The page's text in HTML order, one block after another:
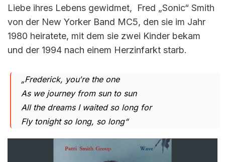
Liebe ihres Lebens gewidmet, Fred „Sonic“ Smith
von der New Yorker Band MC5, den sie im Jahr
1980 heiratete, mit dem sie zwei Kinder bekam
und der 1994 nach einem Herzinfarkt starb.
„Frederick, you′re the one
As we journey from sun to sun
All the dreams I waited so long for
Fly tonight so long, so long“